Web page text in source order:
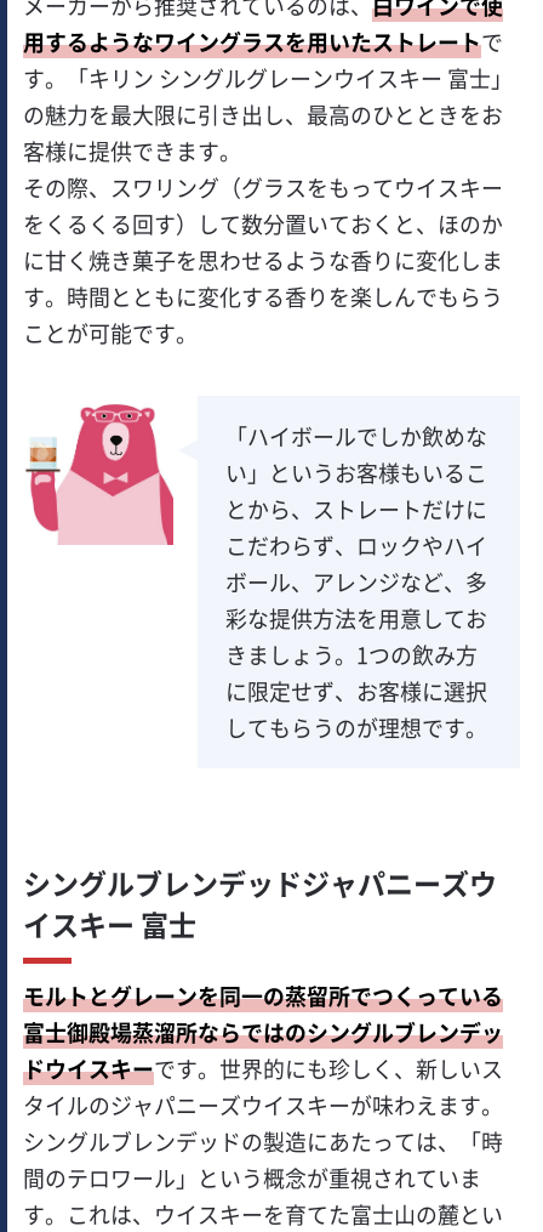
用するようなワイングラスを用いたストレートで
す。「キリン シングルグレーンウイスキー 富士」
の魅力を最大限に引き出し、最高のひとときをお
客様に提供できます。
その際、スワリング（グラスをもってウイスキー
をくるくる回す）して数分置いておくと、ほのか
に甘く焼き菓子を思わせるような香りに変化しま
す。時間とともに変化する香りを楽しんでもらう
ことが可能です。
「ハイボールでしか飲めな
い」というお客様もいるこ
とから、ストレートだけに
こだわらず、ロックやハイ
ボール、アレンジなど、多
彩な提供方法を用意してお
きましょう。1つの飲み方
に限定せず、お客様に選択
してもらうのが理想です。
シングルブレンデッドジャパニーズウ
イスキー 富士
モルトとグレーンを同一の蒸留所でつくっている
富士御殿場蒸溜所ならではのシングルブレンデッ
ドウイスキーです。世界的にも珍しく、新しいス
タイルのジャパニーズウイスキーが味わえます。
シングルブレンデッドの製造にあたっては、「時
間のテロワール」という概念が重視されていま
す。これは、ウイスキーを育てた富士山の麓とい